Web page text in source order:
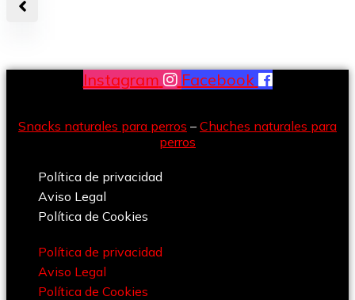
Instagram Facebook
Snacks naturales para perros – Chuches naturales para
perros
Política de privacidad
Aviso Legal
Política de Cookies
Política de privacidad
Aviso Legal
Política de Cookies